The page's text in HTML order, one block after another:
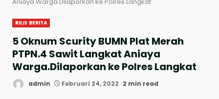
Aniaya Warga.Dilaporkan ke Polres Langkat
RILIS BERITA
5 Oknum Scurity BUMN Plat Merah
PTPN.4 Sawit Langkat Aniaya
Warga.Dilaporkan ke Polres Langkat
admin Februari 24, 2022 2 min read